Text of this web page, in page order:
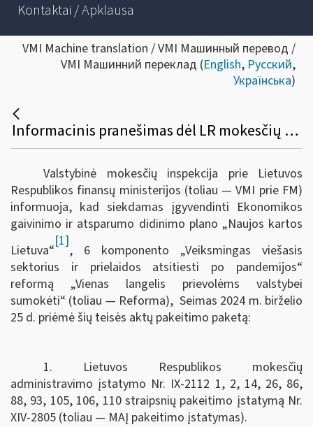
Kontaktai / Apklausa
VMI Machine translation / VMI Машинный перевод /
VMI Машинний переклад (English, Русский,
Українська)
Informacinis pranešimas dėl LR mokesčių administravimo įstatymo ir kitų teisės aktų pakeitimo
Valstybinė mokesčių inspekcija prie Lietuvos
Respublikos finansų ministerijos (toliau — VMI prie FM)
informuoja, kad siekdamas įgyvendinti Ekonomikos
gaivinimo ir atsparumo didinimo plano „Naujos kartos
Lietuva“
[1]
, 6 komponento „Veiksmingas viešasis
sektorius ir prielaidos atsitiesti po pandemijos“
reformą „Vienas langelis prievolėms valstybei
sumokėti“ (toliau — Reforma), Seimas 2024 m. birželio
25 d. priėmė šių teisės aktų pakeitimo paketą:
1. Lietuvos Respublikos mokesčių
administravimo įstatymo Nr. IX-2112 1, 2, 14, 26, 86,
88, 93, 105, 106, 110 straipsnių pakeitimo įstatymą Nr.
XIV-2805 (toliau — MAĮ pakeitimo įstatymas).